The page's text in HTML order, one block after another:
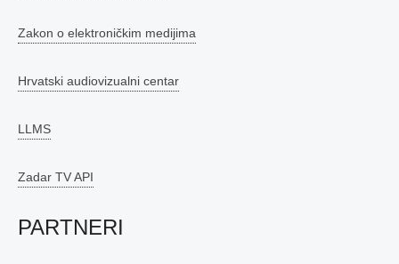
Zakon o elektroničkim medijima
Hrvatski audiovizualni centar
LLMS
Zadar TV API
PARTNERI